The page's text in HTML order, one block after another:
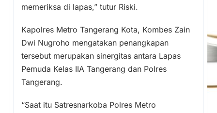
memeriksa di lapas,” tutur Riski.
Kapolres Metro Tangerang Kota, Kombes Zain
Dwi Nugroho mengatakan penangkapan
tersebut merupakan sinergitas antara Lapas
Pemuda Kelas IIA Tangerang dan Polres
Tangerang.
“Saat itu Satresnarkoba Polres Metro